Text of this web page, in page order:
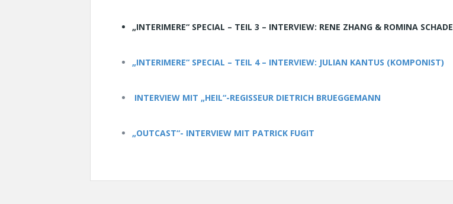
„INTERIMERE“ SPECIAL – TEIL 3 – INTERVIEW: RENE ZHANG & ROMINA SCHADE
„INTERIMERE“ SPECIAL – TEIL 4 – INTERVIEW: JULIAN KANTUS (KOMPONIST)
INTERVIEW MIT „HEIL“-REGISSEUR DIETRICH BRUEGGEMANN
„OUTCAST“- INTERVIEW MIT PATRICK FUGIT